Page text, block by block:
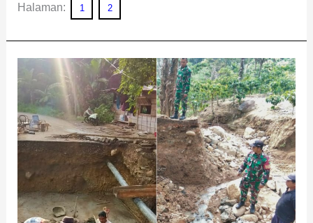
Halaman: 1 2
dan
Warga
Kebut
Pembangunan
Jembatan
Perintis
Garuda
Penghubung